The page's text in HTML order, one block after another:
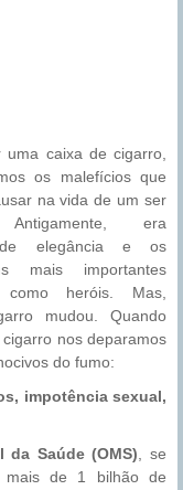
uma caixa de cigarro,
os malefícios que
na vida de um ser
Antigamente, era
de elegância e os
mais importantes
como heróis. Mas,
mudou. Quando
nos deparamos
do fumo:
impotência sexual,
da Saúde (OMS) , se
mais de 1 bilhão de